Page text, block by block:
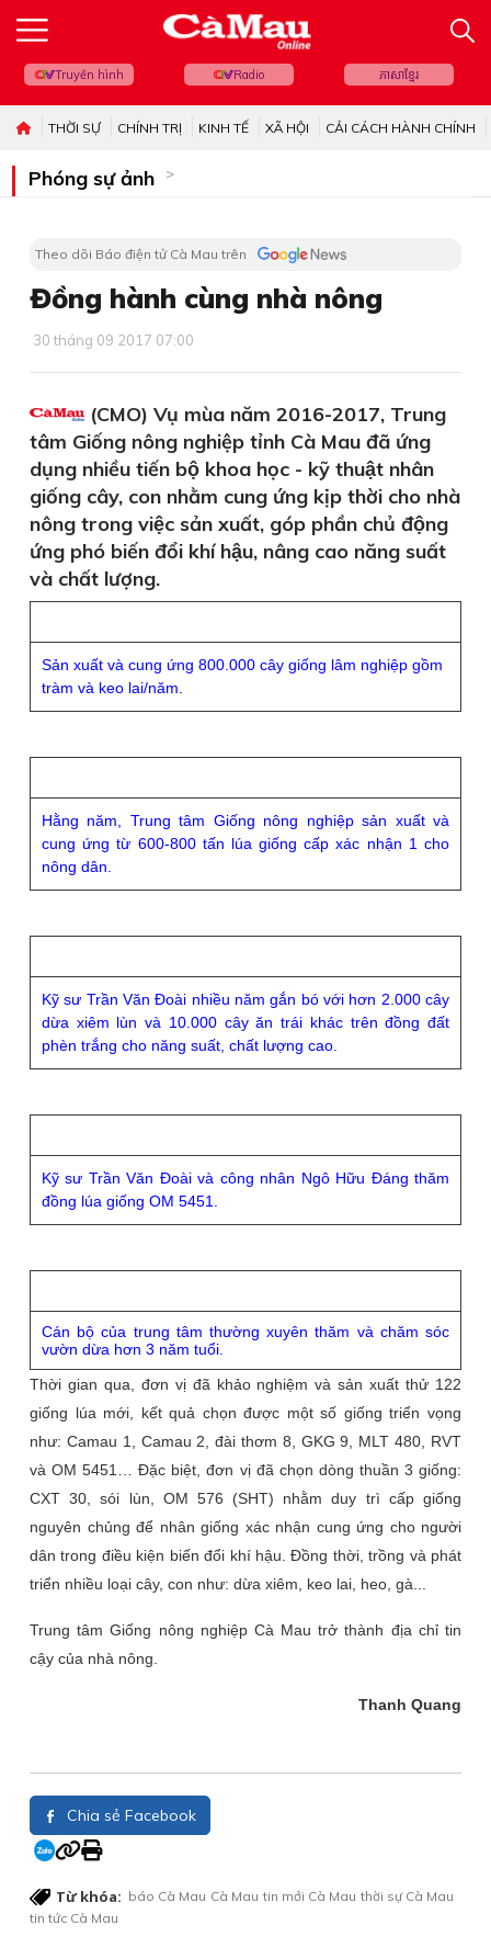
Truyền hình Radio ភាសាខ្មែរ
THỜI SỰ CHÍNH TRỊ KINH TẾ XÃ HỘI CẢI CÁCH HÀNH CHÍNH
Phóng sự ảnh
Theo dõi Báo điện tử Cà Mau trên
Đồng hành cùng nhà nông
30 tháng 09 2017 07:00
(CMO) Vụ mùa năm 2016-2017, Trung
tâm Giống nông nghiệp tỉnh Cà Mau đã ứng
dụng nhiều tiến bộ khoa học - kỹ thuật nhân
giống cây, con nhằm cung ứng kịp thời cho nhà
nông trong việc sản xuất, góp phần chủ động
ứng phó biến đổi khí hậu, nâng cao năng suất
và chất lượng.
Sản xuất và cung ứng 800.000 cây giống lâm nghiệp gồm
tràm và keo lai/năm.
Hằng năm, Trung tâm Giống nông nghiệp sản xuất và
cung ứng từ 600-800 tấn lúa giống cấp xác nhận 1 cho
nông dân.
Kỹ sư Trần Văn Đoài nhiều năm gắn bó với hơn 2.000 cây
dừa xiêm lùn và 10.000 cây ăn trái khác trên đồng đất
phèn trắng cho năng suất, chất lượng cao.
Kỹ sư Trần Văn Đoài và công nhân Ngô Hữu Đáng thăm
đồng lúa giống OM 5451.
Cán bộ của trung tâm thường xuyên thăm và chăm sóc
vườn dừa hơn 3 năm tuổi.
Thời gian qua, đơn vị đã khảo nghiệm và sản xuất thử 122
giống lúa mới, kết quả chọn được một số giống triển vọng
như: Camau 1, Camau 2, đài thơm 8, GKG 9, MLT 480, RVT
và OM 5451… Đặc biệt, đơn vị đã chọn dòng thuần 3 giống:
CXT 30, sói lùn, OM 576 (SHT) nhằm duy trì cấp giống
nguyên chủng để nhân giống xác nhận cung ứng cho người
dân trong điều kiện biến đổi khí hậu. Đồng thời, trồng và phát
triển nhiều loại cây, con như: dừa xiêm, keo lai, heo, gà...
Trung tâm Giống nông nghiệp Cà Mau trở thành địa chỉ tin
cậy của nhà nông.
Thanh Quang
Chia sẻ Facebook
Từ khóa: báo Cà Mau Cà Mau tin mới Cà Mau thời sự Cà Mau
tin tức Cà Mau